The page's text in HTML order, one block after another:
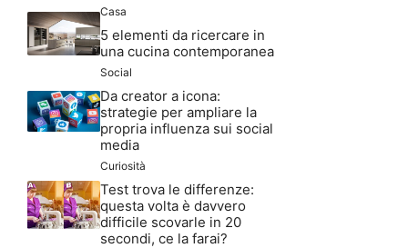
Casa
5 elementi da ricercare in
una cucina contemporanea
Social
Da creator a icona:
strategie per ampliare la
propria influenza sui social
media
Curiosità
Test trova le differenze:
questa volta è davvero
difficile scovarle in 20
secondi, ce la farai?